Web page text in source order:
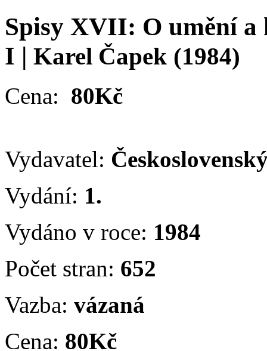
Spisy XVII: O umění a
I | Karel Čapek (1984)
Cena: 80Kč
Vydavatel:
Vydání: 1.
Vydáno v roce: 1984
Počet stran: 652
Vazba: vázaná
Cena: 80Kč